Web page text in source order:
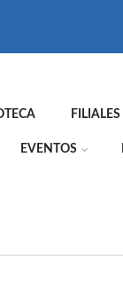
FILIALES
EVENTOS